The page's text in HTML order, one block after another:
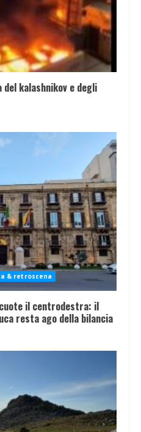
kalashnikov e degli
& retroscena
il centrodestra: il
resta ago della bilancia